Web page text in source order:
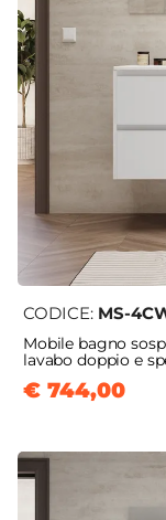
CODICE: MS-
Mobile bagno
lavabo doppio e
€ 744,00